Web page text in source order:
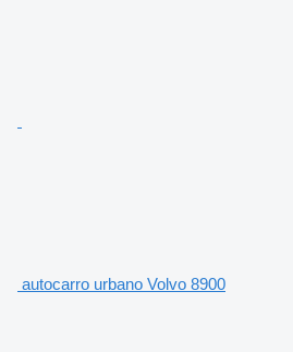
autocarro urbano Volvo 8900